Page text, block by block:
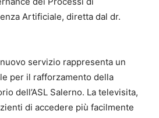
Artificiale, diretta dal dr.
servizio rappresenta un
per il rafforzamento della
dell’ASL Salerno. La televisita,
di accedere più facilmente